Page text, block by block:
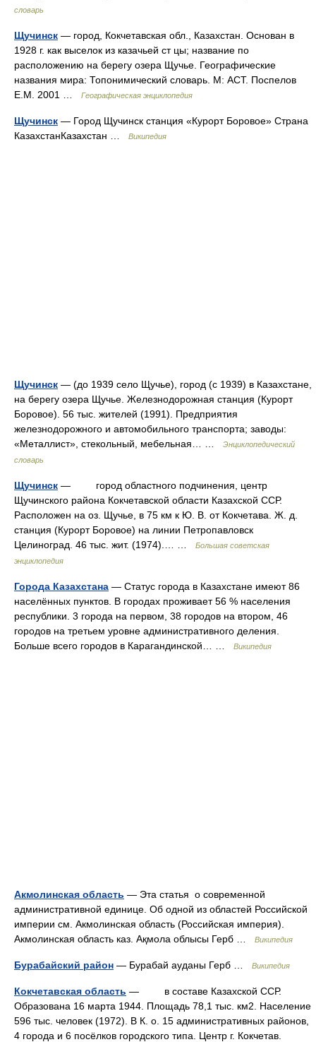
словарь
Щучинск — город, Кокчетавская обл., Казахстан. Основан в
1928 г. как выселок из казачьей ст цы; название по
расположению на берегу озера Щучье. Географические
названия мира: Топонимический словарь. М: АСТ. Поспелов
Е.М. 2001 …
Географическая энциклопедия
Щучинск — Город Щучинск станция «Курорт Боровое» Страна
КазахстанКазахстан …
Википедия
Щучинск — (до 1939 село Щучье), город (с 1939) в Казахстане,
на берегу озера Щучье. Железнодорожная станция (Курорт
Боровое). 56 тыс. жителей (1991). Предприятия
железнодорожного и автомобильного транспорта; заводы:
«Металлист», стекольный, мебельная… …
Энциклопедический
словарь
Щучинск — город областного подчинения, центр
Щучинского района Кокчетавской области Казахской ССР.
Расположен на оз. Щучье, в 75 км к Ю. В. от Кокчетава. Ж. д.
станция (Курорт Боровое) на линии Петропавловск
Целиноград. 46 тыс. жит. (1974).… …
Большая советская
энциклопедия
Города Казахстана — Статус города в Казахстане имеют 86
населённых пунктов. В городах проживает 56 % населения
республики. 3 города на первом, 38 городов на втором, 46
городов на третьем уровне административного деления.
Больше всего городов в Карагандинской… …
Википедия
Акмолинская область — Эта статья о современной
административной единице. Об одной из областей Российской
империи см. Акмолинская область (Российская империя).
Акмолинская область каз. Ақмола облысы Герб …
Википедия
Бурабайский район — Бурабай ауданы Герб … Википедия
Кокчетавская область — в составе Казахской ССР.
Образована 16 марта 1944. Площадь 78,1 тыс. км2. Население
596 тыс. человек (1972). В К. о. 15 административных районов,
4 города и 6 посёлков городского типа. Центр г. Кокчетав.